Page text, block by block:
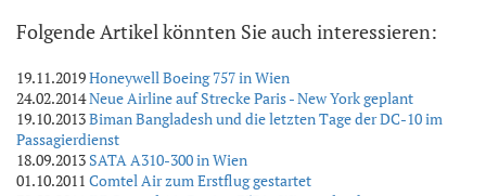
Folgende Artikel könnten Sie auch interessieren:
19.11.2019Honeywell Boeing 757 in Wien
24.02.2014Neue Airline auf Strecke Paris - New York geplant
19.10.2013Biman Bangladesh und die letzten Tage der DC-10 im
Passagierdienst
18.09.2013 SATA A310-300 in Wien
01.10.2011 Comtel Air zum Erstflug gestartet